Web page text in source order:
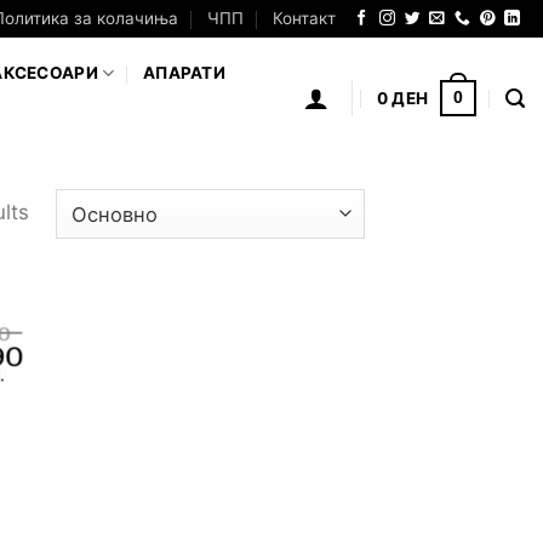
за колачиња ЧПП Контакт
АПАРАТИ
0ДЕН 0